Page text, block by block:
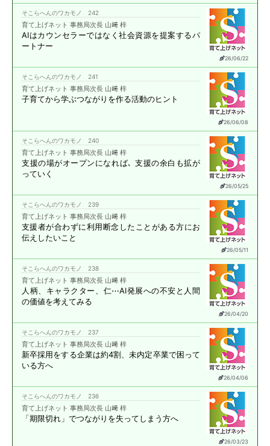
26/06/22
そこらへんのワカモノ 242
育て上げネット 事務局次長 山﨑 梓
AIはカウンセラーではなく社会資源を提案するパ
ートナー
26/06/08
そこらへんのワカモノ 241
育て上げネット 事務局次長 山﨑 梓
子育てから学ぶつながりを作る活動のヒント
26/05/25
そこらへんのワカモノ 240
育て上げネット 事務局次長 山﨑 梓
支援の場がオープンになれば､支援の余白も拡が
っていく
26/05/11
そこらへんのワカモノ 239
育て上げネット 事務局次長 山﨑 梓
支援者が合わずに利用断念したことがある方にお
伝えしたいこと
26/04/20
そこらへんのワカモノ 238
育て上げネット 事務局次長 山﨑 梓
人柄、キャラクター、仁⋯AI発展への不安と 人間
の価値を考えてみる
26/04/06
そこらへんのワカモノ 237
育て上げネット 事務局次長 山﨑 梓
新卒採用をする企業は約4割、未内定卒業で困って
いる方へ
26/03/23
そこらへんのワカモノ 236
育て上げネット 事務局次長 山﨑 梓
「期限切れ」でつながりを失ってしまう方へ